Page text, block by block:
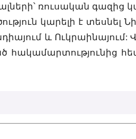
ռուսական գազից
կարելի է տեսնել
և
հակամարտությունից